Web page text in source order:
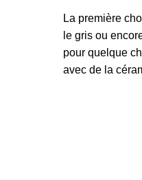
La première
le gris ou
pour quelque
avec de la